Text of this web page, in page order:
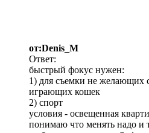
от:Denis_M
Ответ:
быстрый фокус нужен:
1) для съемки не желающих
играющих кошек
2) спорт
условия - освещенная
понимаю что менять надо и